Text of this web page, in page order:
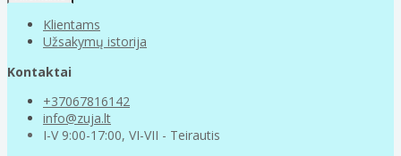
Klientams
Užsakymų istorija
Kontaktai
+37067816142
info@zuja.lt
I-V 9:00-17:00, VI-VII - Teirautis